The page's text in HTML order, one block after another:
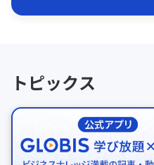
トピックス